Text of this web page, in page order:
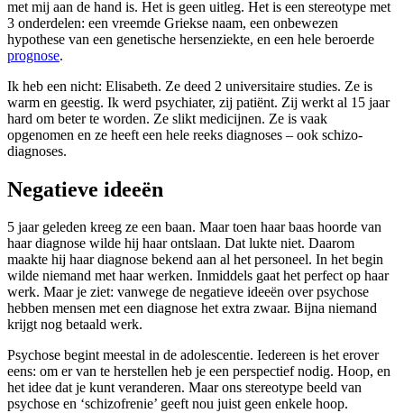
met mij aan de hand is. Het is geen uitleg. Het is een stereotype met
3 onderdelen: een vreemde Griekse naam, een onbewezen
hypothese van een genetische hersenziekte, en een hele beroerde
prognose.
Ik heb een nicht: Elisabeth. Ze deed 2 universitaire studies. Ze is
warm en geestig. Ik werd psychiater, zij patiënt. Zij werkt al 15 jaar
hard om beter te worden. Ze slikt medicijnen. Ze is vaak
opgenomen en ze heeft een hele reeks diagnoses – ook schizo-
diagnoses.
Negatieve ideeën
5 jaar geleden kreeg ze een baan. Maar toen haar baas hoorde van
haar diagnose wilde hij haar ontslaan. Dat lukte niet. Daarom
maakte hij haar diagnose bekend aan al het personeel. In het begin
wilde niemand met haar werken. Inmiddels gaat het perfect op haar
werk. Maar je ziet: vanwege de negatieve ideeën over psychose
hebben mensen met een diagnose het extra zwaar. Bijna niemand
krijgt nog betaald werk.
Psychose begint meestal in de adolescentie. Iedereen is het erover
eens: om er van te herstellen heb je een perspectief nodig. Hoop, en
het idee dat je kunt veranderen. Maar ons stereotype beeld van
psychose en ‘schizofrenie’ geeft nou juist geen enkele hoop.